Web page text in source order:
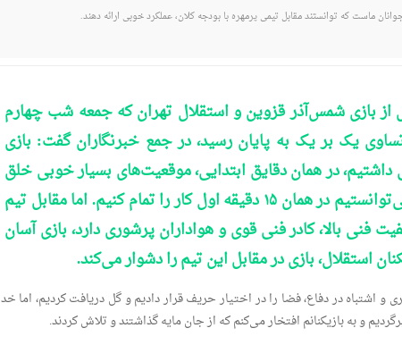
ماست که توانستند مقابل تیمی پرمهره با بودجه کلان، عملکرد خوبی ارائه دهند.
بازی شمس‌آذر قزوین و استقلال تهران که جمعه شب چهارم
یک بر یک به پایان رسید، در جمع خبرنگاران گفت: بازی
در همان دقایق ابتدایی، موقعیت‌های بسیار خوبی خلق
کردیم و با دقت بیشتر بازیکنان، می‌توانستیم در همان ۱۵ دقیقه اول کار را تمام کنیم. اما مقابل تیم
فنی بالا، کادر فنی قوی و هواداران پرشوری دارد، بازی آسان
استقلال، بازی در مقابل این تیم را دشوار می‌کند.
و اشتباه در دفاع، فضا را در اختیار حریف قرار دادیم و گل دریافت کردیم، اما
و به بازیکنانم افتخار می‌کنم که از جان مایه گذاشتند و تلاش کردند.